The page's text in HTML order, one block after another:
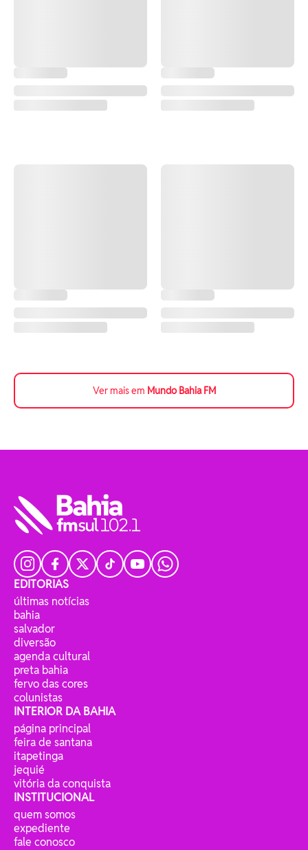
Ver mais em Mundo Bahia FM
EDITORIAS
últimas notícias
bahia
salvador
diversão
agenda cultural
preta bahia
fervo das cores
colunistas
INTERIOR DA BAHIA
página principal
feira de santana
itapetinga
jequié
vitória da conquista
INSTITUCIONAL
quem somos
expediente
fale conosco